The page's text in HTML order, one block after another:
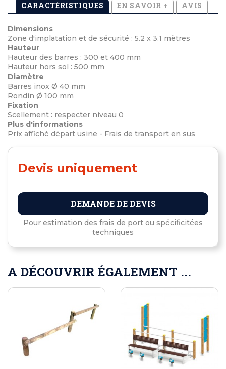
CARACTÉRISTIQUES EN SAVOIR + AVIS
Dimensions
Zone d'implatation et de sécurité : 5.2 x 3.1 mètres
Hauteur
Hauteur des barres : 300 et 400 mm
Hauteur hors sol : 500 mm
Diamètre
Barres inox Ø 40 mm
Rondin Ø 100 mm
Fixation
Scellement : respecter niveau 0
Plus d'informations
Prix affiché départ usine - Frais de transport en sus
Devis uniquement
DEMANDE DE DEVIS
Pour estimation des frais de port ou spécificitées
techniques
A DÉCOUVRIR ÉGALEMENT ...